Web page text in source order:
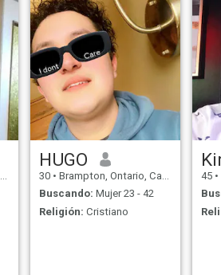
HUGO
30 • Brampton, Ontario, Canadá
Buscando: Mujer 23 - 42
Religión: Cristiano
45 •